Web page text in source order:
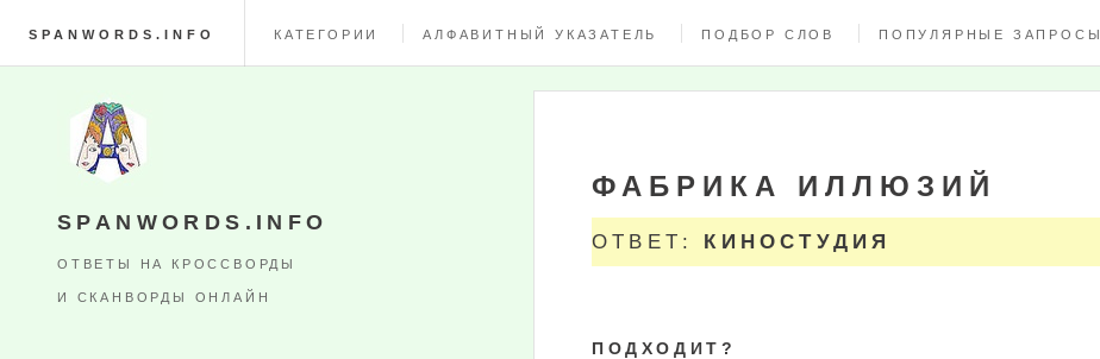
SPANWORDS.INFO КАТЕГОРИИ АЛФАВИТНЫЙ УКАЗАТЕЛЬ ПОДБОР СЛОВ ПОПУЛЯРНЫЕ ЗАПРОСЫ
ФАБРИКА ИЛЛЮЗИЙ
ОТВЕТ: КИНОСТУДИЯ
ПОДХОДИТ?
SPANWORDS.INFO
ОТВЕТЫ НА КРОССВОРДЫ
И СКАНВОРДЫ ОНЛАЙН